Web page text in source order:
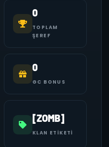
0
TOPLAM
ŞEREF
0
GC BONUS
[ZOMB]
KLAN ETIKETI